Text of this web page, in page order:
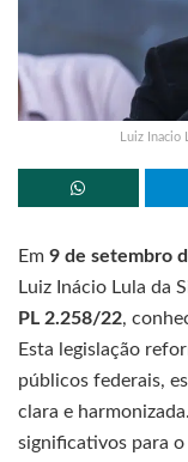
Luiz
Em 9 de setembro
Luiz Inácio Lula da
PL 2.258/22,
Esta legislação
públicos federais,
clara e
significativos para